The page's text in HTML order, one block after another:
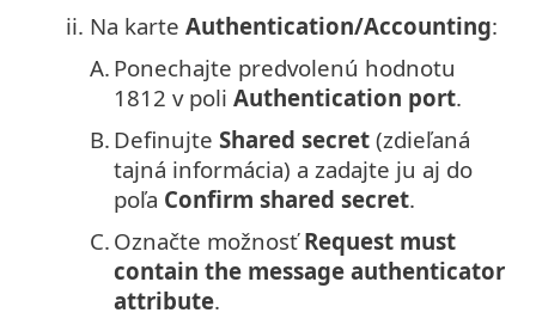
ii. Na karte Authentication/Accounting:
A. Ponechajte predvolenú hodnotu
1812 v poli Authentication port.
B. Definujte Shared secret (zdieľaná
tajná informácia) a zadajte ju aj do
poľa Confirm shared secret.
C. Označte možnosťRequest must
contain the message authenticator
attribute.